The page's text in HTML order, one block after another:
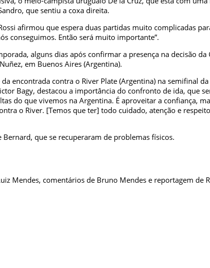
que sentiu a coxa direita.
afirmou que espera duas partidas muito complicadas
conseguimos. Então será muito importante”.
alguns dias após confirmar a presença na decisão da
em Buenos Aires (Argentina).
encontrada contra o River Plate (Argentina) na semifinal
Bagy, destacou a importância do confronto de ida, que
do que vivemos na Argentina. É aproveitar a confiança,
o River. [Temos que ter] todo cuidado, atenção e
que se recuperaram de problemas físicos.
Mendes, comentários de Bruno Mendes e reportagem de